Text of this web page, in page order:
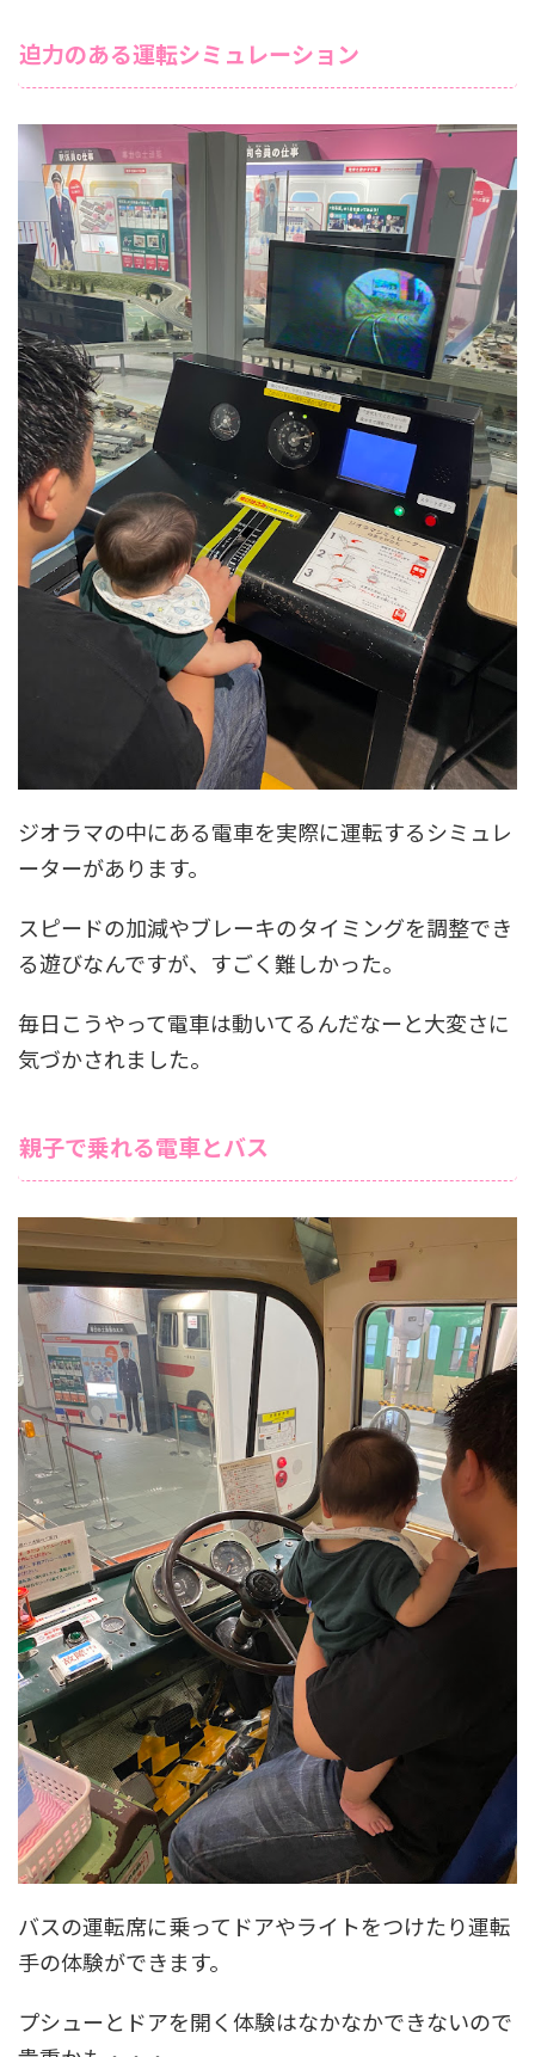
迫力のある運転シミュレーション
ジオラマの中にある電車を実際に運転するシミュレ
ーターがあります。
スピードの加減やブレーキのタイミングを調整でき
る遊びなんですが、すごく難しかった。
毎日こうやって電車は動いてるんだなーと大変さに
気づかされました。
親子で乗れる電車とバス
バスの運転席に乗ってドアやライトをつけたり運転
手の体験ができます。
プシューとドアを開く体験はなかなかできないので